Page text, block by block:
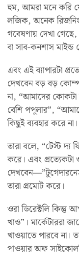
হুম, আমরা মনে করি
লজিক, অনেক
গবেষণায় দেখা
বা সাব-কনশাস
এবং এই ব্যাপারটা
দেখবেন বড় বড়
না, “আমাদের
বেশি পপুলার”,
কিছুই ব্যবহার করে না।
তারা বলে, “টেস্ট দ্য
করে। এবং প্রত্যেকটা
তারা প্রমোট করে।
ওরা ডিরেক্টলি
খাও”।
খাওয়াতে পারবে না।
পাওয়ার অফ